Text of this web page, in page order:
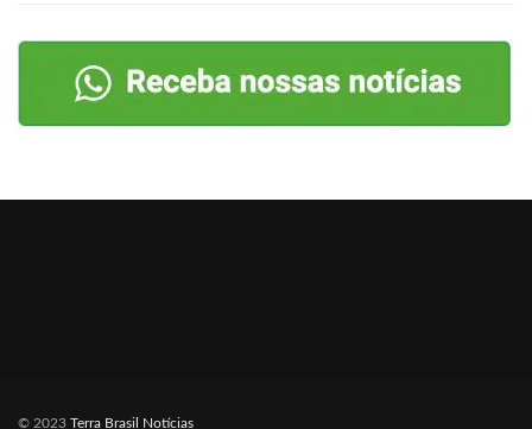
© 2023 Terra Brasil Notícias